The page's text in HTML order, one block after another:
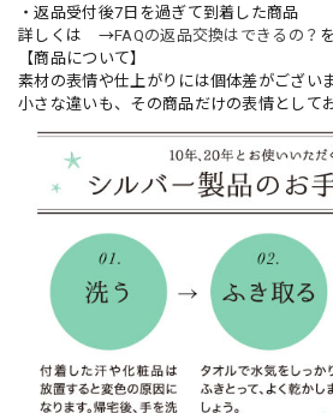
・返品受付後7日を過ぎて到着した商品
詳しくは →FAQの返品交換はできるの？
【商品について】
素材の表情や仕上がりには個体差がございま
小さな違いも、その商品だけの表情として